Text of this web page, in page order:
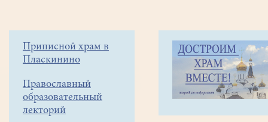
Боковое
меню
Приписной храм в
Пласкинино
Православный
образовательный
лекторий
Строка
навигации
Новости